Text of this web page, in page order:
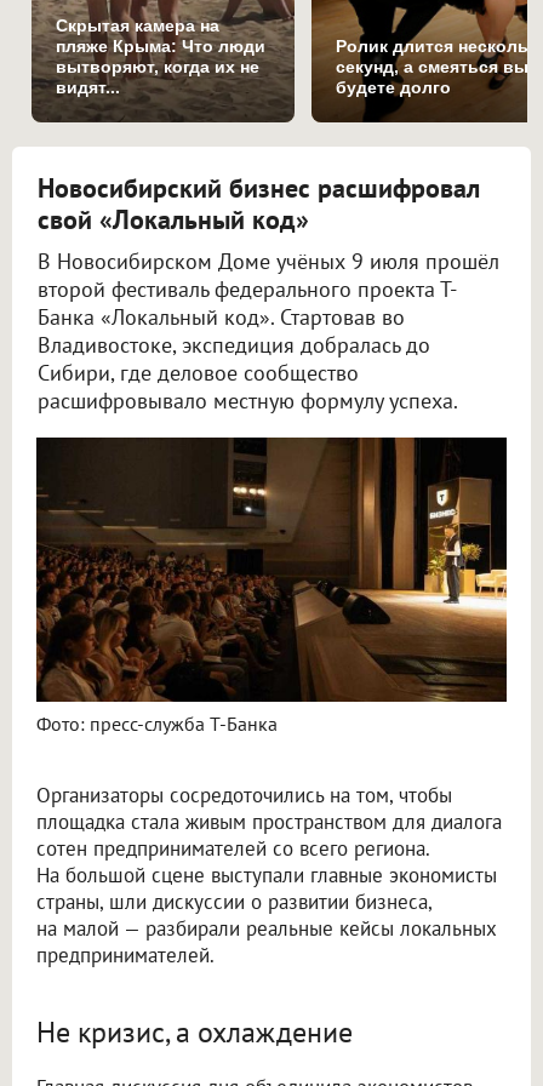
Скрытая камера на
пляже Крыма: Что люди
вытворяют, когда их не
видят...
Ролик длится
секунд, а смеяться вы
будете долго
Новосибирский бизнес расшифровал
свой «Локальный код»
В Новосибирском Доме учёных 9 июля прошёл
второй фестиваль федерального проекта Т-
Банка «Локальный код». Стартовав во
Владивостоке, экспедиция добралась до
Сибири, где деловое сообщество
расшифровывало местную формулу успеха.
Фото: пресс-служба Т-Банка
Организаторы сосредоточились на том, чтобы
площадка стала живым пространством для диалога
сотен предпринимателей со всего региона.
На большой сцене выступали главные экономисты
страны, шли дискуссии о развитии бизнеса,
на малой — разбирали реальные кейсы локальных
предпринимателей.
Не кризис, а охлаждение